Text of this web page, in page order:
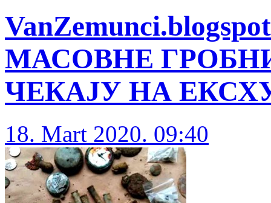
МАСОВНЕ
ЧЕКАЈУ НА
18. Mart 2020. 09:40